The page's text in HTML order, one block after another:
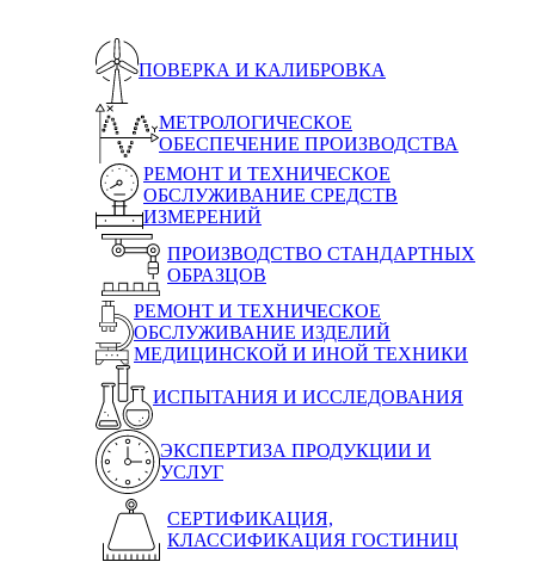
ПОВЕРКА И КАЛИБРОВКА
МЕТРОЛОГИЧЕСКОЕ
ОБЕСПЕЧЕНИЕ ПРОИЗВОДСТВА
РЕМОНТ И ТЕХНИЧЕСКОЕ
ОБСЛУЖИВАНИЕ СРЕДСТВ
ИЗМЕРЕНИЙ
ПРОИЗВОДСТВО СТАНДАРТНЫХ
ОБРАЗЦОВ
РЕМОНТ И ТЕХНИЧЕСКОЕ
ОБСЛУЖИВАНИЕ ИЗДЕЛИЙ
МЕДИЦИНСКОЙ И ИНОЙ ТЕХНИКИ
ИСПЫТАНИЯ И ИССЛЕДОВАНИЯ
ЭКСПЕРТИЗА ПРОДУКЦИИ И
УСЛУГ
СЕРТИФИКАЦИЯ,
КЛАССИФИКАЦИЯ ГОСТИНИЦ